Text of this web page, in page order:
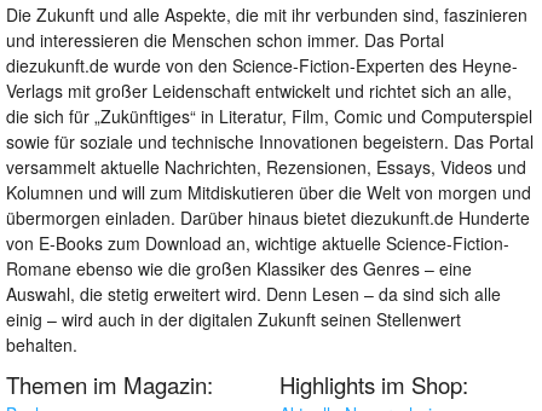
Die Zukunft und alle Aspekte, die mit ihr verbunden sind, faszinieren
und interessieren die Menschen schon immer. Das Portal
diezukunft.de wurde von den Science-Fiction-Experten des Heyne-
Verlags mit großer Leidenschaft entwickelt und richtet sich an alle,
die sich für „Zukünftiges“ in Literatur, Film, Comic und Computerspiel
sowie für soziale und technische Innovationen begeistern. Das Portal
versammelt aktuelle Nachrichten, Rezensionen, Essays, Videos und
Kolumnen und will zum Mitdiskutieren über die Welt von morgen und
übermorgen einladen. Darüber hinaus bietet diezukunft.de Hunderte
von E-Books zum Download an, wichtige aktuelle Science-Fiction-
Romane ebenso wie die großen Klassiker des Genres – eine
Auswahl, die stetig erweitert wird. Denn Lesen – da sind sich alle
einig – wird auch in der digitalen Zukunft seinen Stellenwert
behalten.
Themen im Magazin: Highlights im Shop: